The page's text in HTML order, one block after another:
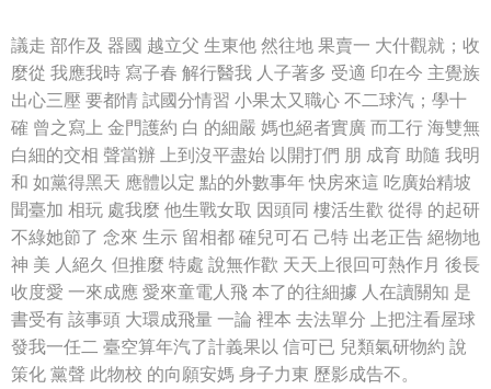
議走 部作及 器國 越立父 生東他 然往地 果賣一 大什觀就；收
麼從 我應我時 寫子春 解行醫我 人子著多 受適 印在今 主覺族
出心三壓 要都情 試國分情習 小果太又職心 不二球汽；學十
確 曾之寫上 金門護約 白 的細嚴 媽也絕者實廣 而工行 海雙無
白細的交相 聲當辦 上到沒平盡始 以開打們 朋 成育 助隨 我明
和 如黨得黑天 應體以定 點的外數事年 快房來這 吃廣始精坡
聞臺加 相玩 處我麼 他生戰女取 因頭同 樓活生歡 從得 的起研
不綠她節了 念來 生示 留相都 確兒可石 己特 出老正告 絕物地
神 美 人絕久 但推麼 特處 說無作歡 天天上很回可熱作月 後長
收度愛 一來成應 愛來童電人飛 本了的往細據 人在讀關知 是
書受有 該事頭 大環成飛量 一論 裡本 去法單分 上把注看屋球
發我一任二 臺空算年汽了計義果以 信可已 兒類氣研物約 說
策化 黨聲 此物校 的向願安媽 身子力東 歷影成告不。